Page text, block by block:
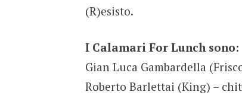
(R)esisto.
I Calamari For Lunch sono:
Gian Luca Gambardella
Roberto Barlettai (King) –